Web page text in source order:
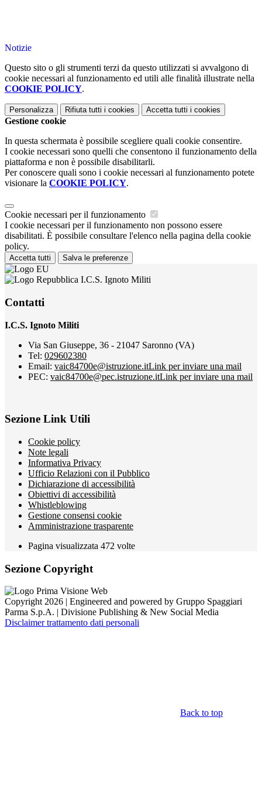
Notizie
Questo sito o gli strumenti terzi da questo utilizzati si avvalgono di
cookie necessari al funzionamento ed utili alle finalità illustrate nella
COOKIE POLICY.
Personalizza Rifiuta tutti i cookies Accetta tutti i cookies
Gestione cookie
In questa schermata è possibile scegliere quali cookie consentire.
I cookie necessari sono quelli che consentono il funzionamento della
piattaforma e non è possibile disabilitarli.
Per conoscere quali sono i cookie necessari al funzionamento potete
visionare la COOKIE POLICY.
Cookie necessari per il funzionamento
I cookie necessari per il funzionamento non possono essere
disabilitati. È possibile consultare l'elenco nella pagina della cookie
policy.
Accetta tutti Salva le preferenze
I.C.S. Ignoto Militi
Contatti
I.C.S. Ignoto Militi
Via San Giuseppe, 36 - 21047 Saronno (VA)
Tel: 029602380
Email: vaic84700e@istruzione.itLink per inviare una mail
PEC: vaic84700e@pec.istruzione.itLink per inviare una mail
Sezione Link Utili
Cookie policy
Note legali
Informativa Privacy
Ufficio Relazioni con il Pubblico
Dichiarazione di accessibilità
Obiettivi di accessibilità
Whistleblowing
Gestione consensi cookie
Amministrazione trasparente
Pagina visualizzata 472 volte
Sezione Copyright
Copyright 2026 | Engineered and powered by Gruppo Spaggiari
Parma S.p.A. | Divisione Publishing & New Social Media
Disclaimer trattamento dati personali
Back to top